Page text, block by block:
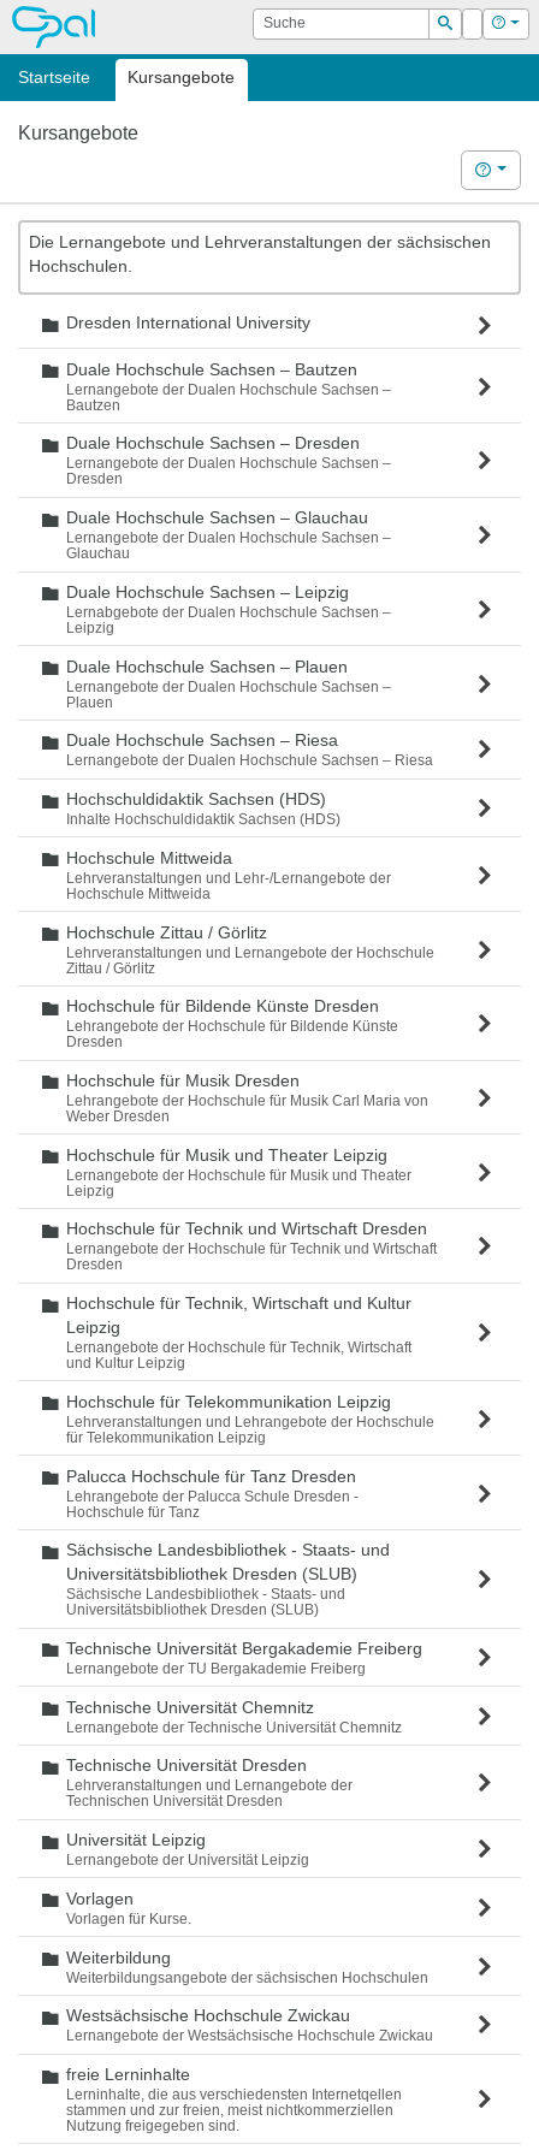
OPAL Suche
Suchen
Login Hilfe
Startseite Kursangebote
Kursangebote
Hilfe
Die Lernangebote und Lehrveranstaltungen der sächsischen
Hochschulen.
Ordner
Dresden International University
Ordner
Duale Hochschule Sachsen – Bautzen
Lernangebote der Dualen Hochschule Sachsen –
Bautzen
Ordner
Duale Hochschule Sachsen – Dresden
Lernangebote der Dualen Hochschule Sachsen –
Dresden
Ordner
Duale Hochschule Sachsen – Glauchau
Lernangebote der Dualen Hochschule Sachsen –
Glauchau
Ordner
Duale Hochschule Sachsen – Leipzig
Lernabgebote der Dualen Hochschule Sachsen –
Leipzig
Ordner
Duale Hochschule Sachsen – Plauen
Lernangebote der Dualen Hochschule Sachsen –
Plauen
Ordner
Duale Hochschule Sachsen – Riesa
Lernangebote der Dualen Hochschule Sachsen – Riesa
Ordner
Hochschuldidaktik Sachsen (HDS)
Inhalte Hochschuldidaktik Sachsen (HDS)
Ordner
Hochschule Mittweida
Lehrveranstaltungen und Lehr-/Lernangebote der
Hochschule Mittweida
Ordner
Hochschule Zittau / Görlitz
Lehrveranstaltungen und Lernangebote der Hochschule
Zittau / Görlitz
Ordner
Hochschule für Bildende Künste Dresden
Lehrangebote der Hochschule für Bildende Künste
Dresden
Ordner
Hochschule für Musik Dresden
Lehrangebote der Hochschule für Musik Carl Maria von
Weber Dresden
Ordner
Hochschule für Musik und Theater Leipzig
Lernangebote der Hochschule für Musik und Theater
Leipzig
Ordner
Hochschule für Technik und Wirtschaft Dresden
Lernangebote der Hochschule für Technik und Wirtschaft
Dresden
Ordner
Hochschule für Technik, Wirtschaft und Kultur
Leipzig
Lernangebote der Hochschule für Technik, Wirtschaft
und Kultur Leipzig
Ordner
Hochschule für Telekommunikation Leipzig
Lehrveranstaltungen und Lehrangebote der Hochschule
für Telekommunikation Leipzig
Ordner
Palucca Hochschule für Tanz Dresden
Lehrangebote der Palucca Schule Dresden -
Hochschule für Tanz
Ordner
Sächsische Landesbibliothek - Staats- und
Universitätsbibliothek Dresden (SLUB)
Sächsische Landesbibliothek - Staats- und
Universitätsbibliothek Dresden (SLUB)
Ordner
Technische Universität Bergakademie Freiberg
Lernangebote der TU Bergakademie Freiberg
Ordner
Technische Universität Chemnitz
Lernangebote der Technische Universität Chemnitz
Ordner
Technische Universität Dresden
Lehrveranstaltungen und Lernangebote der
Technischen Universität Dresden
Ordner
Universität Leipzig
Lernangebote der Universität Leipzig
Ordner
Vorlagen
Vorlagen für Kurse.
Ordner
Weiterbildung
Weiterbildungsangebote der sächsischen Hochschulen
Ordner
Westsächsische Hochschule Zwickau
Lernangebote der Westsächsische Hochschule Zwickau
Ordner
freie Lerninhalte
Lerninhalte, die aus verschiedensten Internetqellen
stammen und zur freien, meist nichtkommerziellen
Nutzung freigegeben sind.